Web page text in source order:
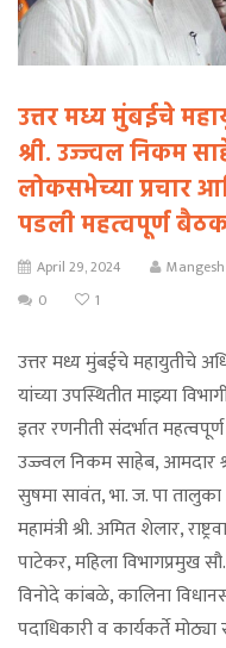
उत्तर मध्य मुंबईचे
श्री. उज्ज्वल निकम
लोकसभेच्या प्रचार
पडली महत्वपूर्ण
April 29, 2024
0
1
उत्तर मध्य मुंबईचे महायुतीचे
यांच्या उपस्थितीत माझ्या
इतर रणनीती संदर्भात
उज्ज्वल निकम साहेब, आमदार
सुषमा सावंत, भा. ज. पा तालुका
महामंत्री श्री. अमित शेलार,
पाटेकर, महिला विभागप्रमुख
विनोदे कांबळे, कालिना
पदाधिकारी व कार्यकर्ते